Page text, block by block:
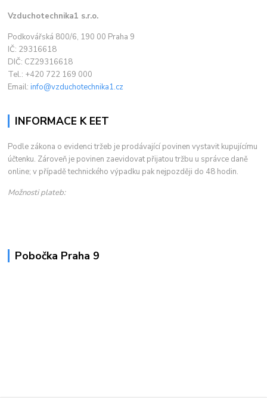
Vzduchotechnika1 s.r.o.
Podkovářská 800/6, 190 00 Praha 9
IČ: 29316618
DIČ: CZ29316618
Tel.: +420 722 169 000
Email:info@vzduchotechnika1.cz
INFORMACE K EET
Podle zákona o evidenci tržeb je prodávající povinen vystavit kupujícímu
účtenku. Zároveň je povinen zaevidovat přijatou tržbu u správce daně
online; v případě technického výpadku pak nejpozději do 48 hodin.
Možnosti plateb:
Pobočka Praha 9